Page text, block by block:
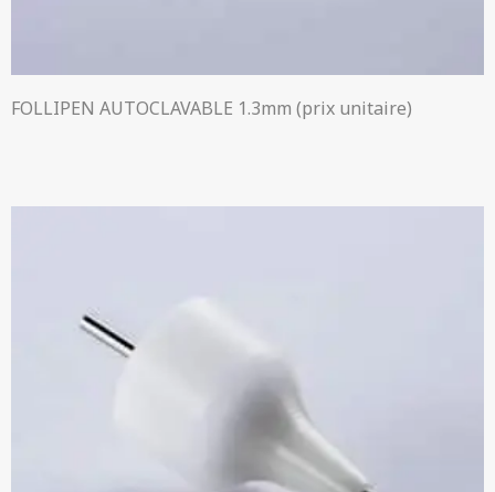
FOLLIPEN AUTOCLAVABLE 1.3mm (prix unitaire)